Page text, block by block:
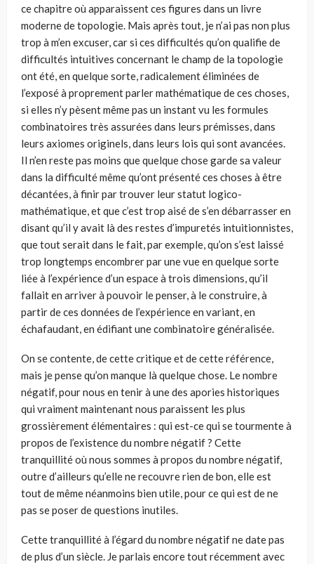
ce chapitre où apparaissent ces figures dans un livre
moderne de topologie. Mais après tout, je n’ai pas non plus
trop à m’en excuser, car si ces difficultés qu’on qualifie de
difficultés intui­tives concernant le champ de la topologie
ont été, en quelque sorte, radicale­ment éliminées de
l’exposé à proprement parler mathématique de ces choses,
si elles n’y pèsent même pas un instant vu les formules
combinatoires très assurées dans leurs prémisses, dans
leurs axiomes originels, dans leurs lois qui sont avan­cées.
Il n’en reste pas moins que quelque chose garde sa valeur
dans la difficul­té même qu’ont présenté ces choses à être
décantées, à finir par trouver leur sta­tut logico-
mathématique, et que c’est trop aisé de s’en débarrasser en
disant qu’il y avait là des restes d’impuretés intuitionnistes,
que tout serait dans le fait, par exemple, qu’on s’est laissé
trop longtemps encombrer par une vue en quelque sorte
liée à l’expérience d’un espace à trois dimensions, qu’il
fallait en arriver à pouvoir le penser, à le construire, à
partir de ces données de l’expé­rience en variant, en
échafaudant, en édifiant une combinatoire généralisée.
On se contente, de cette critique et de cette référence,
mais je pense qu’on manque là quelque chose. Le nombre
négatif, pour nous en tenir à une des apo­ries historiques
qui vraiment maintenant nous paraissent les plus
grossièrement élémentaires : qui est-ce qui se tourmente à
propos de l’existence du nombre négatif ? Cette
tranquillité où nous sommes à propos du nombre négatif,
outre d’ailleurs qu’elle ne recouvre rien de bon, elle est
tout de même néanmoins bien utile, pour ce qui est de ne
pas se poser de questions inutiles.
Cette tranquillité à l’égard du nombre négatif ne date pas
de plus d’un siècle. Je parlais encore tout récemment avec